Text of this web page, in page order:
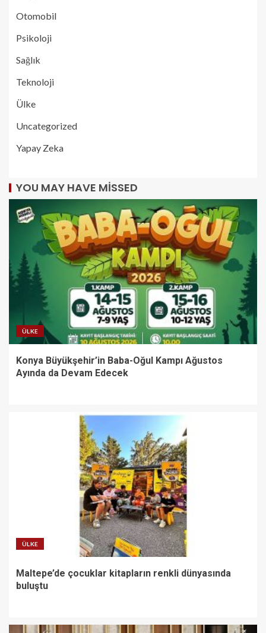
Otomobil
Psikoloji
Sağlık
Teknoloji
Ülke
Uncategorized
Yapay Zeka
YOU MAY HAVE MISSED
ÜLKE
Konya Büyükşehir’in Baba-Oğul Kampı Ağustos
Ayında da Devam Edecek
ÜLKE
Maltepe’de çocuklar kitapların renkli dünyasında
buluştu